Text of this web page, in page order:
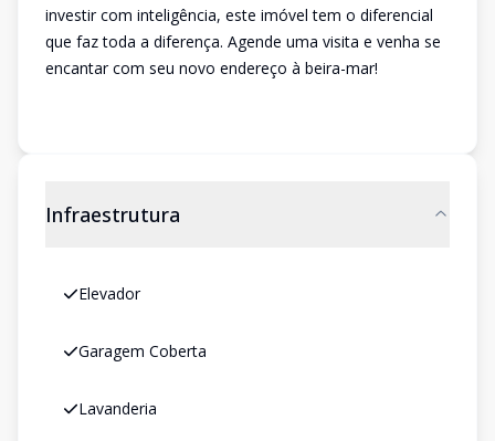
investir com inteligência, este imóvel tem o diferencial
que faz toda a diferença. Agende uma visita e venha se
encantar com seu novo endereço à beira-mar!
Infraestrutura
Elevador
Garagem Coberta
Lavanderia